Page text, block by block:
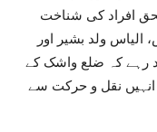
بحق افراد کی شناخت
ولد بشیر اور
رہے کہ ضلع واشک کے
انہیں نقل و حرکت سے